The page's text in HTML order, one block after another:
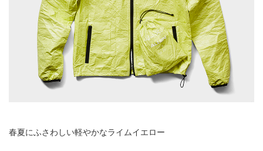
春夏にふさわしい軽やかなライムイエロー